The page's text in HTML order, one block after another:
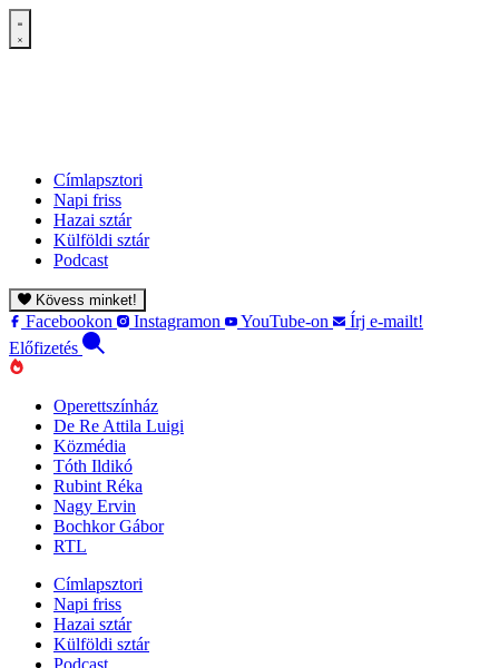
Címlapsztori
Napi friss
Hazai sztár
Külföldi sztár
Podcast
Kövess minket!
Facebookon Instagramon YouTube-on
Írj e-mailt!
Előfizetés
Operettszínház
De Re Attila Luigi
Közmédia
Tóth Ildikó
Rubint Réka
Nagy Ervin
Bochkor Gábor
RTL
Címlapsztori
Napi friss
Hazai sztár
Külföldi sztár
Podcast